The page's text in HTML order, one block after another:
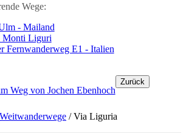
Wege:
- Mailand
Monti Liguri
Fernwanderweg E1 - Italien
Weg von Jochen Ebenhoch
Zurück
Weitwanderwege /Via Liguria